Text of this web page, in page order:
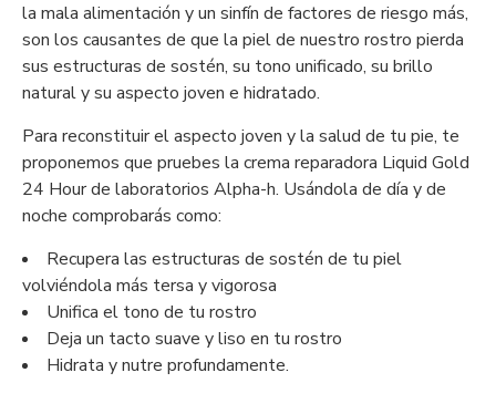
la mala alimentación y un sinfín de factores de riesgo más,
son los causantes de que la piel de nuestro rostro pierda
sus estructuras de sostén, su tono unificado, su brillo
natural y su aspecto joven e hidratado.
Para reconstituir el aspecto joven y la salud de tu pie, te
proponemos que pruebes la crema reparadora Liquid Gold
24 Hour de laboratorios Alpha-h. Usándola de día y de
noche comprobarás como:
Recupera las estructuras de sostén de tu piel
volviéndola más tersa y vigorosa
Unifica el tono de tu rostro
Deja un tacto suave y liso en tu rostro
Hidrata y nutre profundamente.